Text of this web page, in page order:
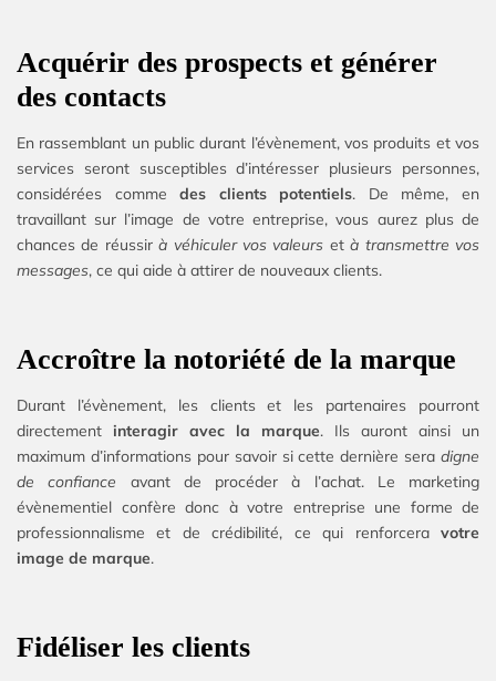
Acquérir des prospects et générer
des contacts
En rassemblant un public durant l’évènement, vos produits et vos
services seront susceptibles d’intéresser plusieurs personnes,
considérées commedes clients potentiels. De même, en
travaillant sur l’image de votre entreprise, vous aurez plus de
chances de réussirà véhiculer vos valeurs età transmettre vos
messages, ce qui aide à attirer de nouveaux clients.
Accroître la notoriété de la marque
Durant l’évènement, les clients et les partenaires pourront
directement interagir avec la marque. Ils auront ainsi un
maximum d’informations pour savoir si cette dernière sera digne
de confiance avant de procéder à l’achat. Le marketing
évènementiel confère donc à votre entreprise une forme de
professionnalisme et de crédibilité, ce qui renforcera votre
image de marque.
Fidéliser les clients